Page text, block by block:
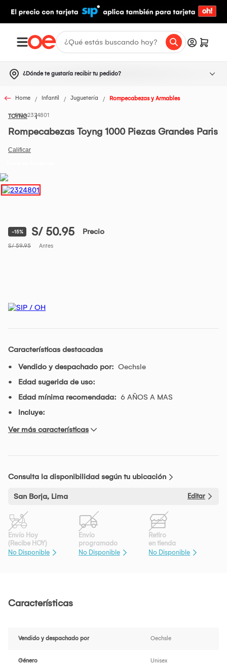
¿Dónde te gustaría recibir tu pedido?
Home Infantil Juguetería Rompecabezas y Armables
TOYNG2324801
Rompecabezas Toyng 1000 Piezas Grandes Paris
-15% S/ 50.95 Precio
S/ 59.95 Antes
Características destacadas
Vendido y despachado por: Oechsle
Edad sugerida de uso:
Edad mínima recomendada: 6 AÑOS A MAS
Incluye:
Ver más características
Consulta la disponibilidad según tu ubicación
San Borja, Lima Editar
Envío Hoy
(Recibe HOY)
No Disponible
Envío
programado
No Disponible
Retiro
en tienda
No Disponible
Características
Vendido y despachado por Oechsle
Género Unisex